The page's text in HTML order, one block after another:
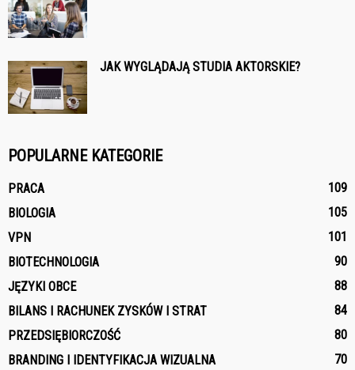
JAK WYGLĄDAJĄ STUDIA AKTORSKIE?
POPULARNE KATEGORIE
PRACA
109
BIOLOGIA
105
VPN
101
BIOTECHNOLOGIA
90
JĘZYKI OBCE
88
BILANS I RACHUNEK ZYSKÓW I STRAT
84
PRZEDSIĘBIORCZOŚĆ
80
BRANDING I IDENTYFIKACJA WIZUALNA
70